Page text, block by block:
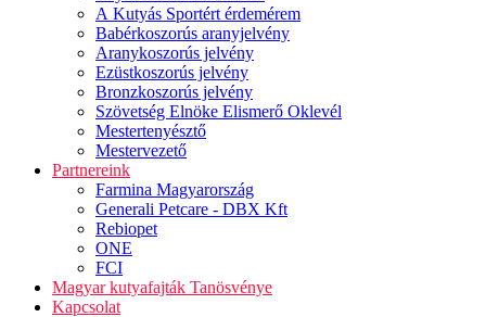
A Kutyás Sportért érdemérem
Babérkoszorús aranyjelvény
Aranykoszorús jelvény
Ezüstkoszorús jelvény
Bronzkoszorús jelvény
Szövetség Elnöke Elismerő Oklevél
Mestertenyésztő
Mestervezető
Partnereink
Farmina Magyarország
Generali Petcare - DBX Kft
Rebiopet
ONE
FCI
Magyar kutyafajták Tanösvénye
Kapcsolat